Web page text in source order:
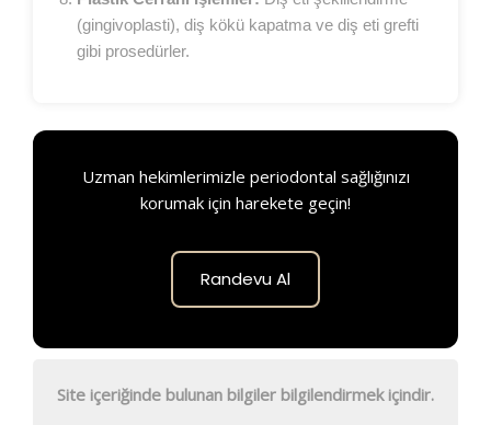
(gingivoplasti), diş kökü kapatma ve diş eti grefti
gibi prosedürler.
Uzman hekimlerimizle periodontal sağlığınızı
korumak için harekete geçin!
Randevu Al
Site içeriğinde bulunan bilgiler bilgilendirmek içindir.